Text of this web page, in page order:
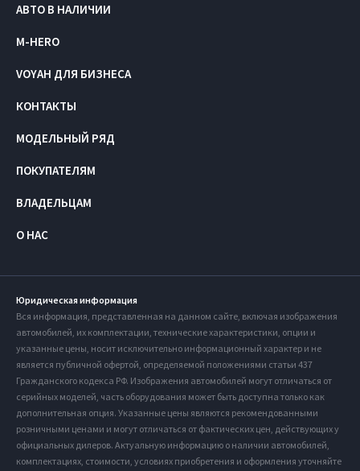
АВТО В НАЛИЧИИ
M-HERO
VOYAH ДЛЯ БИЗНЕСА
КОНТАКТЫ
МОДЕЛЬНЫЙ РЯД
ПОКУПАТЕЛЯМ
ВЛАДЕЛЬЦАМ
О НАС
Юридическая информация
Вся информация, представленная на данном сайте, включая изображения
автомобилей, их комплектации, технические характеристики, опции и
указанные цены, носит исключительно информационный характер и не
является публичной офертой, определяемой положениями статьи 437
Гражданского кодекса РФ. Изображения автомобилей могут отличаться от
серийных моделей, часть оборудования может быть доступна только как
дополнительная опция. Указанные цены являются рекомендованными
розничными ценами и могут отличаться от фактических цен, действующих у
официальных дилеров. Актуальную информацию о наличии автомобилей,
комплектациях, стоимости, условиях приобретения и оформления уточняйте